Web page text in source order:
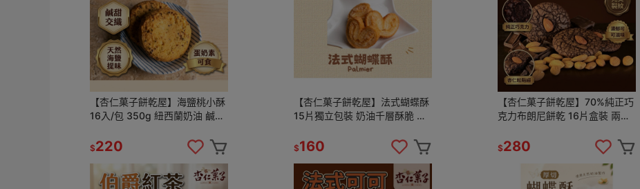
【杏仁菓子餅乾屋】海鹽桃小酥
16入/包 350g 紐西蘭奶油 鹹甜
$220
【杏仁菓子餅乾屋】法式蝴蝶酥
15片獨立包裝 奶油千層酥脆 手
$160
【杏仁菓子餅乾屋】70%純正巧
克力布朗尼餅乾 16片盒裝 兩盒
$280